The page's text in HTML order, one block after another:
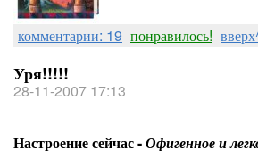
комментарии: 19 понравилось!
Уря!!!!!
28-11-2007 17:13
Настроение сейчас -Офигенное и